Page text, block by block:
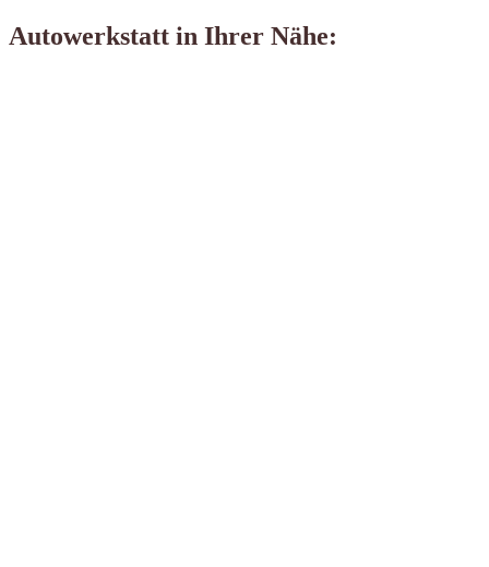
Autowerkstatt in Ihrer Nähe: